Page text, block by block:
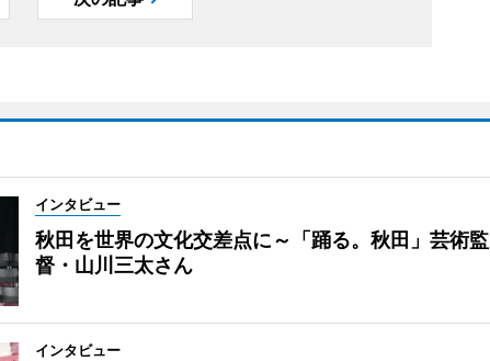
インタビュー
秋田を世界の文化交差点に～「踊る。秋田」芸術監
督・山川三太さん
インタビュー